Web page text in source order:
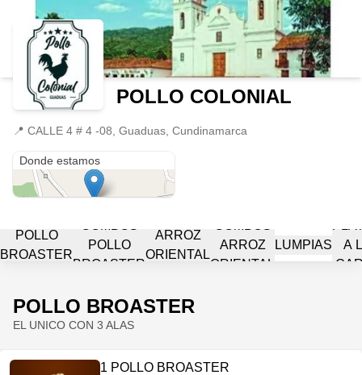
POLLO COLONIAL
📍 CALLE 4 # 4 -08, Guaduas, Cundinamarca
Donde estamos
POLLO
BROASTER
POLLO
BROASTER
ARROZ
ORIENTAL
ARROZ
ORIENTAL
LUMPIAS
A
POLLO BROASTER
EL UNICO CON 3 ALAS
1 POLLO BROASTER